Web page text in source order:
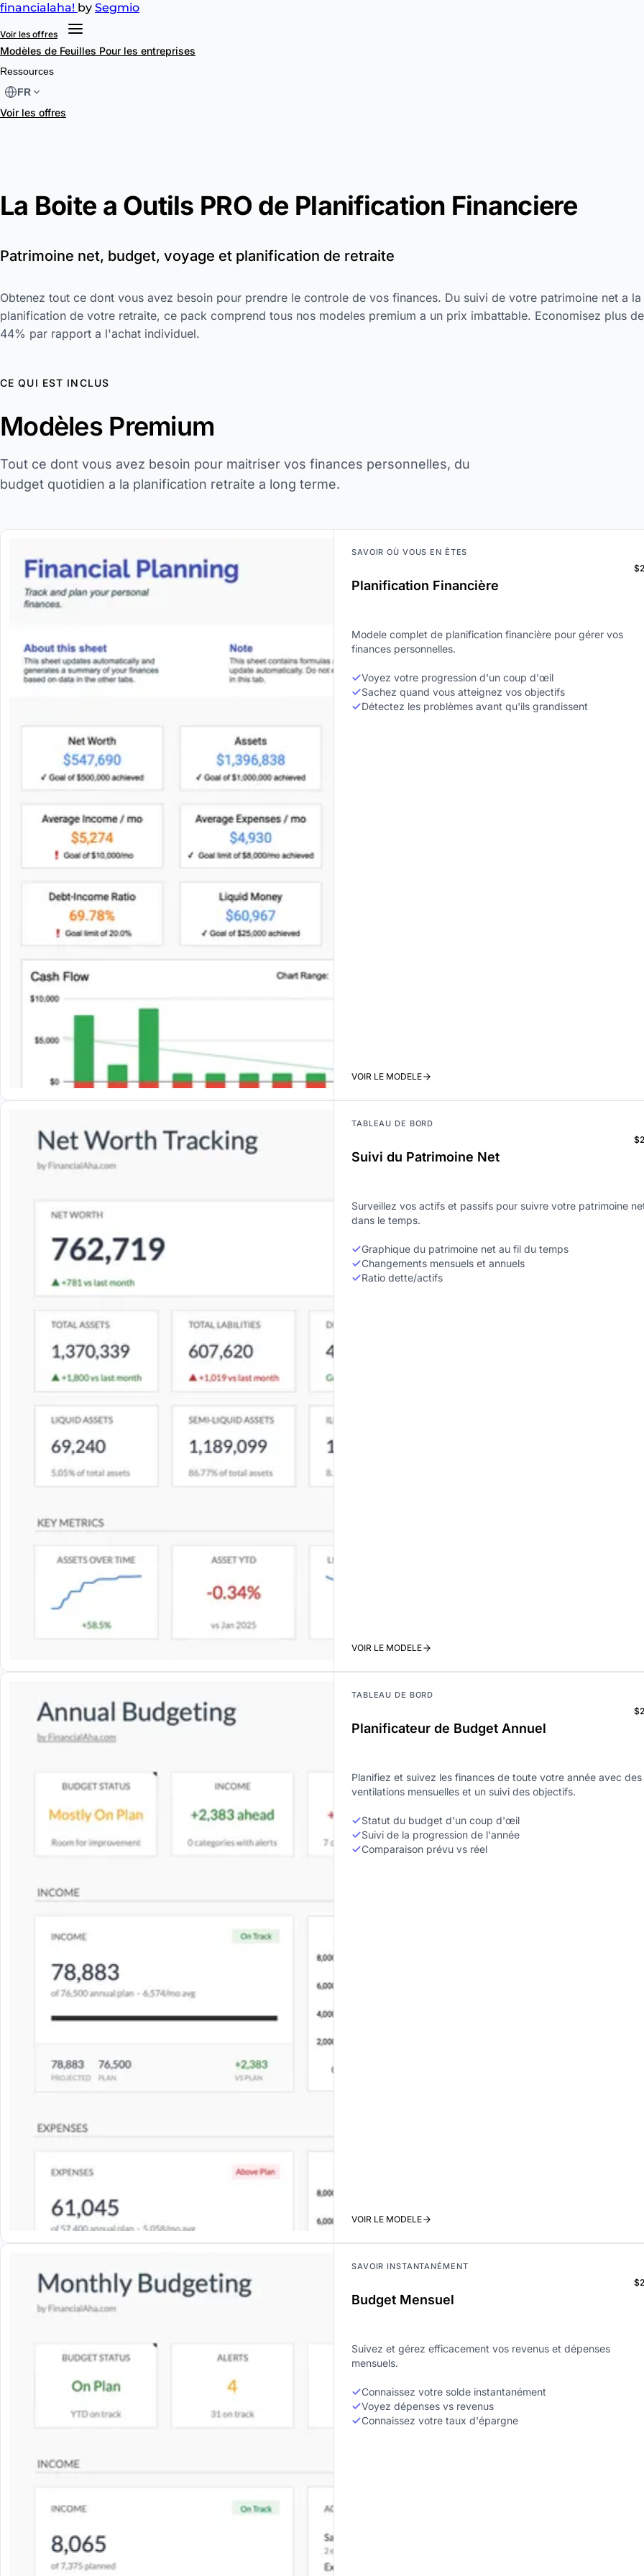
financialaha! by Segmio
Voir les offres
Modèles de Feuilles Pour les entreprises
Ressources
FR
Voir les offres
La Boite a Outils PRO de Planification Financiere
Patrimoine net, budget, voyage et planification de retraite
Obtenez tout ce dont vous avez besoin pour prendre le controle de vos finances. Du suivi de votre patrimoine net a la
planification de votre retraite, ce pack comprend tous nos modeles premium a un prix imbattable. Economisez plus de
44% par rapport a l'achat individuel.
CE QUI EST INCLUS
Modèles Premium
Tout ce dont vous avez besoin pour maitriser vos finances personnelles, du
budget quotidien a la planification retraite a long terme.
SAVOIR OÙ VOUS EN ÊTES
Planification Financière
Modele complet de planification financière pour gérer vos
finances personnelles.
Voyez votre progression d'un coup d'œil
Sachez quand vous atteignez vos objectifs
Détectez les problèmes avant qu'ils grandissent
VOIR LE MODELE
TABLEAU DE BORD
Suivi du Patrimoine Net
Surveillez vos actifs et passifs pour suivre votre patrimoine
dans le temps.
Graphique du patrimoine net au fil du temps
Changements mensuels et annuels
Ratio dette/actifs
VOIR LE MODELE
TABLEAU DE BORD
Planificateur de Budget Annuel
Planifiez et suivez les finances de toute votre année avec des
ventilations mensuelles et un suivi des objectifs.
Statut du budget d'un coup d'œil
Suivi de la progression de l'année
Comparaison prévu vs réel
VOIR LE MODELE
SAVOIR INSTANTANÉMENT
Budget Mensuel
Suivez et gérez efficacement vos revenus et dépenses
mensuels.
Connaissez votre solde instantanément
Voyez dépenses vs revenus
Connaissez votre taux d'épargne